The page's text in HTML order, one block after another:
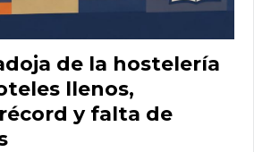
de la hostelería
llenos,
y falta de